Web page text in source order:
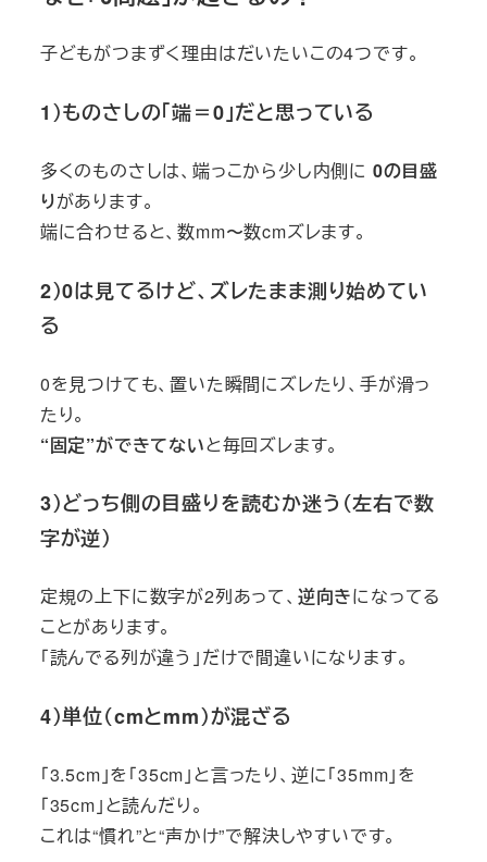
子どもがつまずく理由はだいたいこの4つです。
1）ものさしの「端＝0」だと思っている
多くのものさしは、端っこから少し内側に 0の目盛
りがあります。
端に合わせると、数mm〜数cmズレます。
2）0は見てるけど、ズレたまま測り始めてい
る
0を見つけても、置いた瞬間にズレたり、手が滑っ
たり。
“固定”ができてないと毎回ズレます。
3）どっち側の目盛りを読むか迷う（左右で数
字が逆）
定規の上下に数字が2列あって、 逆向きになってる
ことがあります。
「読んでる列が違う」だけで間違いになります。
4）単位（cmとmm）が混ざる
「3.5cm」を「35cm」と言ったり、逆に「35mm」を
「35cm」と読んだり。
これは“慣れ”と“声かけ”で解決しやすいです。